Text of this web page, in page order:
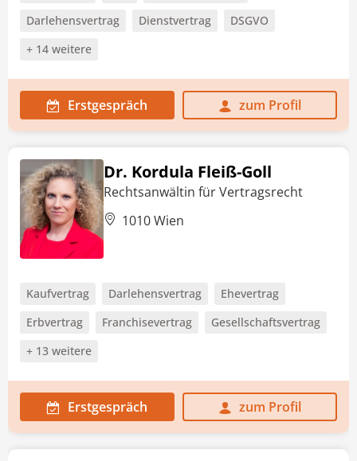
Darlehensvertrag
Dienstvertrag
DSGVO
+ 14 weitere
Erstgespräch zum Profil
Dr. Kordula Fleiß-Goll
Rechtsanwältin für Vertragsrecht
1010 Wien
Kaufvertrag Darlehensvertrag
Ehevertrag
Erbvertrag
Franchisevertrag
Gesellschaftsvertrag
+ 13 weitere
Erstgespräch zum Profil